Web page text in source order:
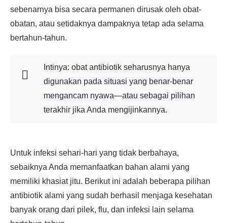
sebenarnya bisa secara permanen dirusak oleh obat-
obatan, atau setidaknya dampaknya tetap ada selama
bertahun-tahun.
Intinya: obat antibiotik seharusnya hanya
digunakan pada situasi yang benar-benar
mengancam nyawa—atau sebagai pilihan
terakhir jika Anda mengijinkannya.
Untuk infeksi sehari-hari yang tidak berbahaya,
sebaiknya Anda memanfaatkan bahan alami yang
memiliki khasiat jitu. Berikut ini adalah beberapa pilihan
antibiotik alami yang sudah berhasil menjaga kesehatan
banyak orang dari pilek, flu, dan infeksi lain selama